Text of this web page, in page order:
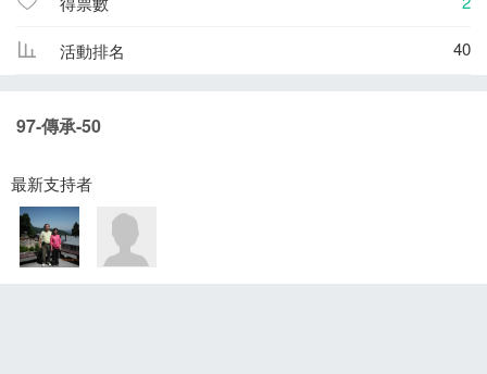
活動排名 40
97-傳承-50
最新支持者